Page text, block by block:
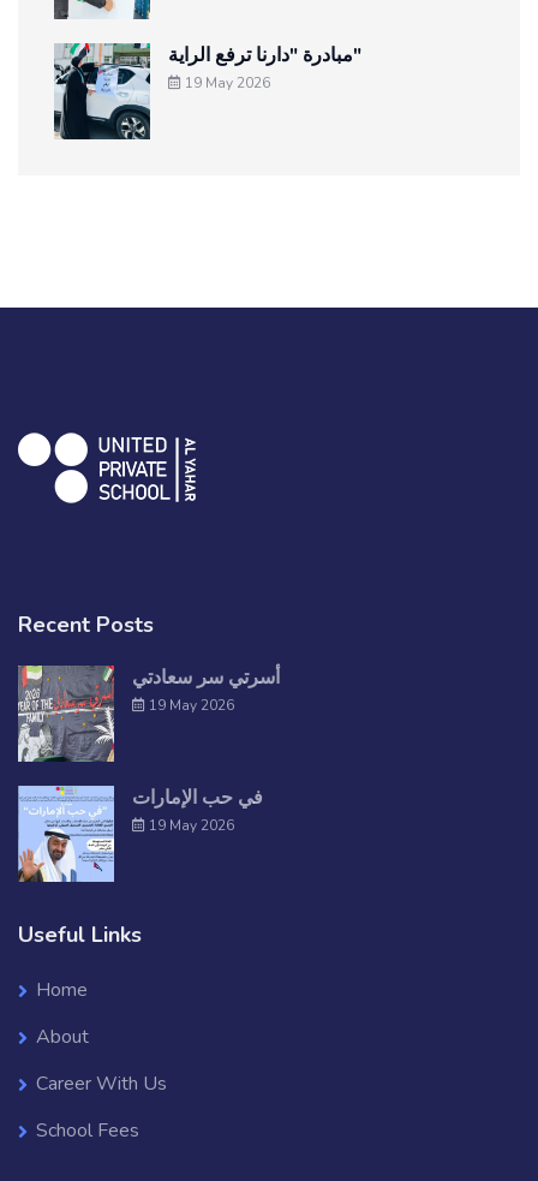
مبادرة "دارنا ترفع الراية"
19 May 2026
Recent Posts
أسرتي سر سعادتي
19 May 2026
في حب الإمارات
19 May 2026
Useful Links
Home
About
Career With Us
School Fees